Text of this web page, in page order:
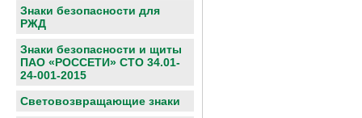
Знаки безопасности для
РЖД
Знаки безопасности и щиты
ПАО «РОССЕТИ» СТО 34.01-
24-001-2015
Световозвращающие знаки